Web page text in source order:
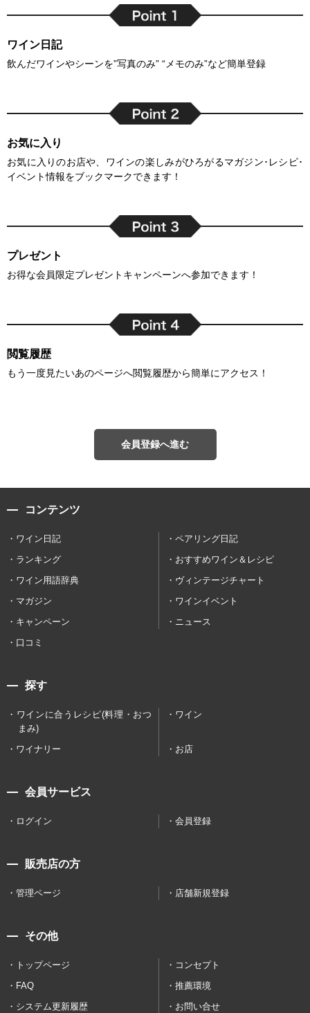
ワイン日記
飲んだワインやシーンを”写真のみ” “メモのみ”など簡単登録
お気に入り
お気に入りのお店や、ワインの楽しみがひろがるマガジン･レシピ･
イベント情報をブックマークできます！
プレゼント
お得な会員限定プレゼントキャンペーンへ参加できます！
閲覧履歴
もう一度見たいあのページへ閲覧履歴から簡単にアクセス！
会員登録へ進む
コンテンツ
ワイン日記
ペアリング日記
ランキング
おすすめワイン＆レシピ
ワイン用語辞典
ヴィンテージチャート
マガジン
ワインイベント
キャンペーン
ニュース
口コミ
探す
ワインに合うレシピ(料理・おつ
まみ)
ワイン
ワイナリー お店
会員サービス
ログイン 会員登録
販売店の方
管理ページ 店舗新規登録
その他
トップページ
コンセプト
FAQ
推薦環境
システム更新履歴
お問い合せ